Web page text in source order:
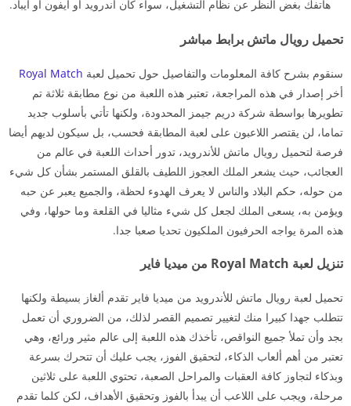
هاتفك بغض النظر عن نظام التشغيل، سواء كان أندرويد أو آيفون أو آيباد.
تحميل رويال ماتش برابط مباشر
سنقوم بشرح كافة المعلومات والتفاصيل حول تحميل لعبة Royal Match
أخر إصدار في هذه المراجعة، تعتبر هذه اللعبة من نوع مطابقة ثلاثة تم
تطويرها بواسطة شركة دريم جيمز المحدودة، ولكنها تأتي بأسلوب جديد
تماما، لن يقتصر اللاعبون على لعبة المطابقة فحسب، بل سيكون لديهم أيضا
فرصة لتحميل رويال ماتش للأندرويد، تدور أحداث اللعبة في عالم من
العجائب، حيث يشعر الملك العجوز اللطيف بالقلق المستمر بشأن كل شيء
من حوله، حكم البلاد والناس لا يعرف الهدوء لحظة، والجميع يعبر عن حبه
ويؤمن به، يسعى الملك لجعل كل شيء مثاليا في القلعة وما حولها، وفي
هذه المرة يواجه الحرفيون الملكيون تحديا صعبا جدا.
تنزيل لعبة Royal Match من ميديا فاير
تحميل لعبة رويال ماتش للأندرويد من ميديا فاير تقدم ألغاز بسيطة ولكنها
تتطلب جهدا كبيرا منك لتغيير تصميم القصر لذلك، من الضروري أن تعمل
بجد وأن تملأ جميع النواقص، تأخذك هذه اللعبة إلى عالم مثير ورائع، وهي
تعتبر من أهم ألعاب الذكاء، لتحقيق الفوز، يجب عليك أن تتحرك بسرعة
وبذكاء لتجاوز كافة العقبات والمراحل الصعبة، تحتوي اللعبة على ثلاثين
مرحلة، ويجب على اللاعب أن يبدأ بالفوز وتحقيق الأهداف، لكن كلما تقدم